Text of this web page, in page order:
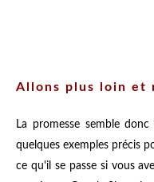
Allons plus loin et
La promesse semble
quelques exemples précis
ce qu'il se passe si vous